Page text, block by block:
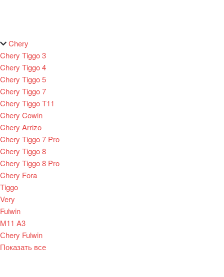
Chery
Chery Tiggo 3
Chery Tiggo 4
Chery Tiggo 5
Chery Tiggo 7
Chery Tiggo T11
Chery Cowin
Chery Arrizo
Chery Tiggo 7 Pro
Chery Tiggo 8
Chery Tiggo 8 Pro
Chery Fora
Tiggo
Very
Fulwin
M11 A3
Сhery Fulwin
Показать все